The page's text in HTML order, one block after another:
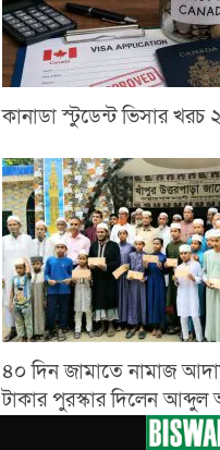
কানাডা স্টুডেন্ট ভিসার খরচ
৪০ দিন জামাতে নামাজ
টাকার পুরস্কার দিলেন